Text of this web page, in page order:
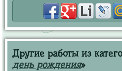
Другие работы из
день рождения»